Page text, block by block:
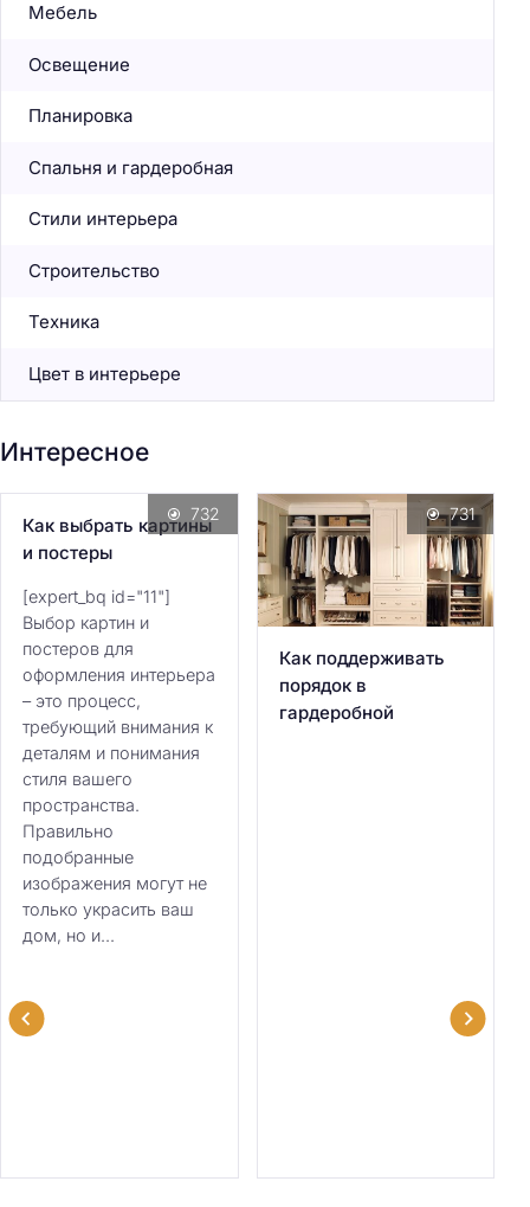
Мебель
Освещение
Планировка
Спальня и гардеробная
Стили интерьера
Строительство
Техника
Цвет в интерьере
Интересное
Как выбрать картины
и постеры
[expert_bq id="11"]
Выбор картин и
постеров для
оформления интерьера
– это процесс,
требующий внимания к
деталям и понимания
стиля вашего
пространства.
Правильно
подобранные
изображения могут не
только украсить ваш
дом, но и...
732
Как поддерживать
порядок в
гардеробной
731